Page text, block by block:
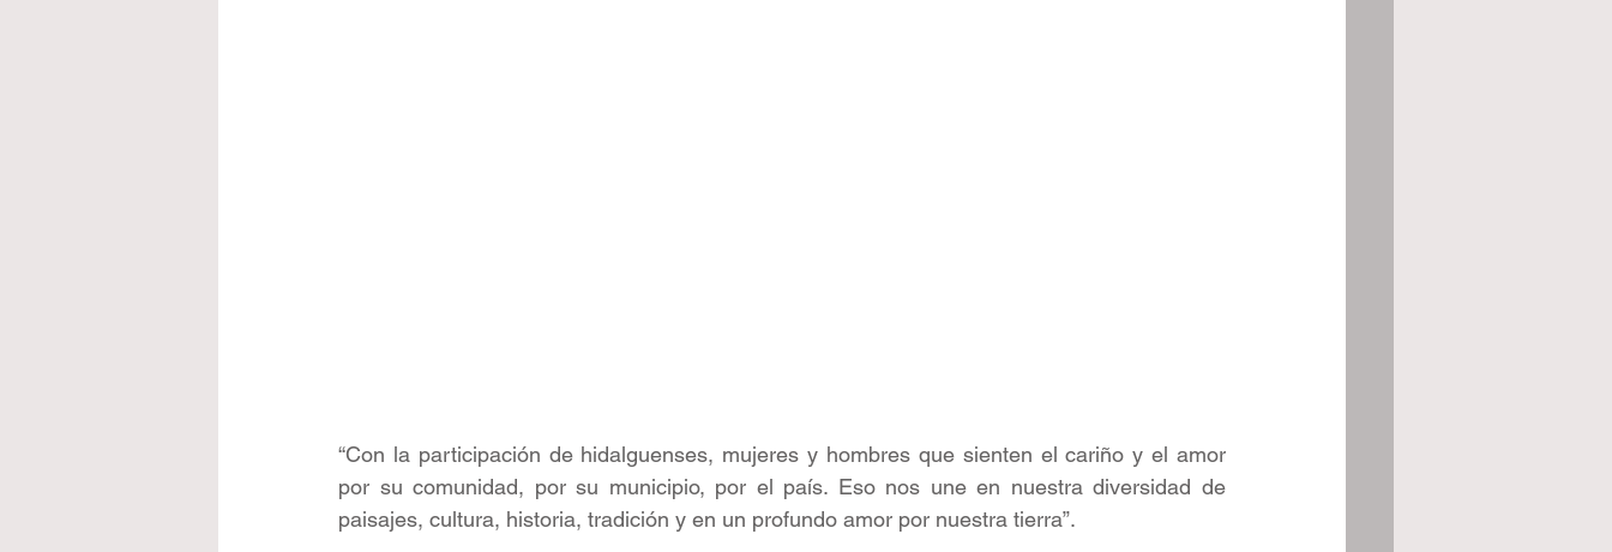
“Con la participación de hidalguenses, mujeres y hombres que sienten el cariño y el amor
por su comunidad, por su municipio, por el país. Eso nos une en nuestra diversidad de
paisajes, cultura, historia, tradición y en un profundo amor por nuestra tierra”.